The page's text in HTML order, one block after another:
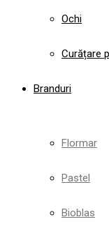
Ochi
Curățare
Branduri
Flormar
Pastel
Bioblas